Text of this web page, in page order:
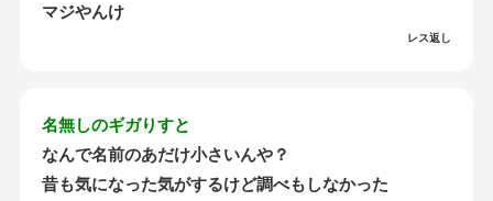
マジやんけ
レス返し
名無しのギガりすと
なんで名前のあだけ小さいんや？
昔も気になった気がするけど調べもしなかった